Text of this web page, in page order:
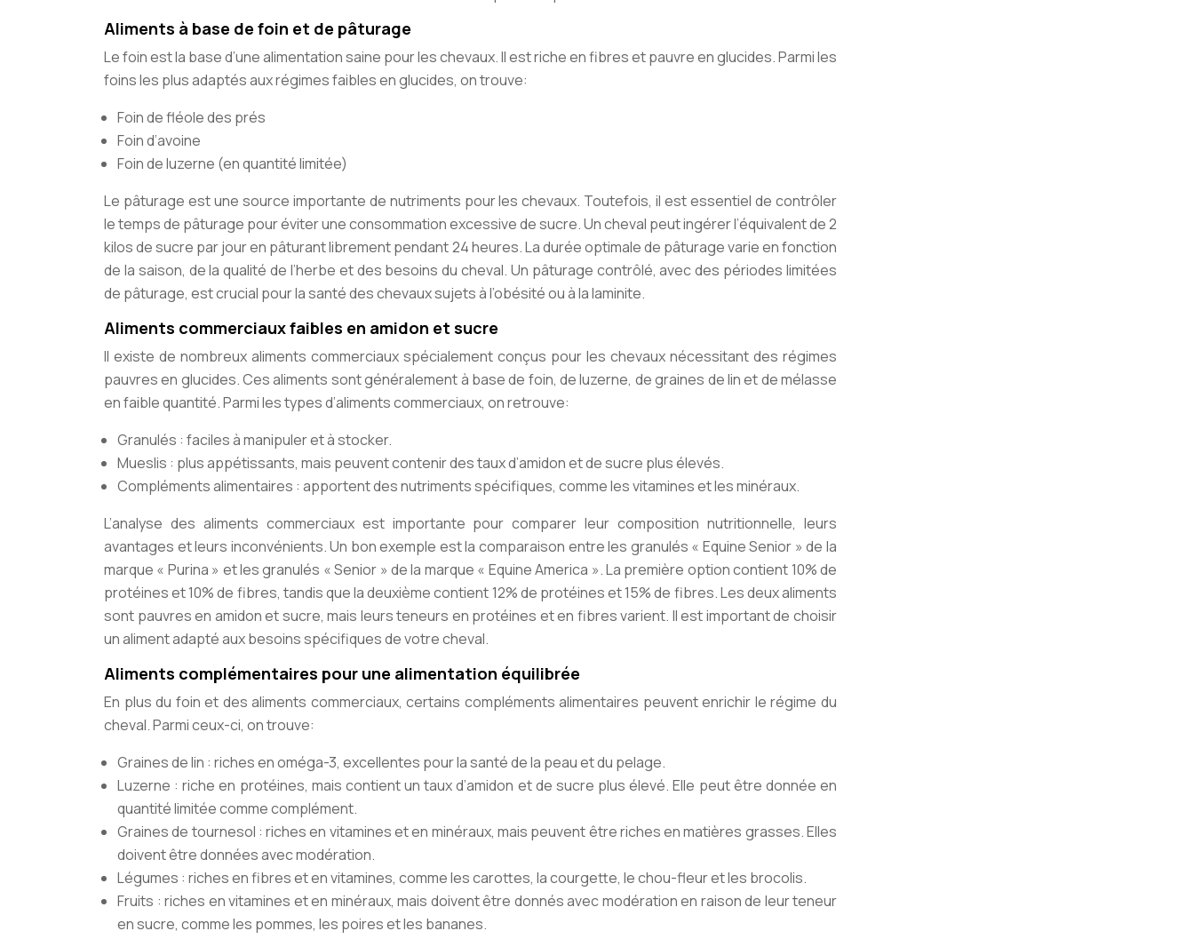
Aliments à base de foin et de pâturage
Le foin est la base d’une alimentation saine pour les chevaux. Il est riche en fibres et pauvre en glucides. Parmi les
foins les plus adaptés aux régimes faibles en glucides, on trouve:
Foin de fléole des prés
Foin d’avoine
Foin de luzerne (en quantité limitée)
Le pâturage est une source importante de nutriments pour les chevaux. Toutefois, il est essentiel de contrôler
le temps de pâturage pour éviter une consommation excessive de sucre. Un cheval peut ingérer l’équivalent de 2
kilos de sucre par jour en pâturant librement pendant 24 heures. La durée optimale de pâturage varie en fonction
de la saison, de la qualité de l’herbe et des besoins du cheval. Un pâturage contrôlé, avec des périodes limitées
de pâturage, est crucial pour la santé des chevaux sujets à l’obésité ou à la laminite.
Aliments commerciaux faibles en amidon et sucre
Il existe de nombreux aliments commerciaux spécialement conçus pour les chevaux nécessitant des régimes
pauvres en glucides. Ces aliments sont généralement à base de foin, de luzerne, de graines de lin et de mélasse
en faible quantité. Parmi les types d’aliments commerciaux, on retrouve:
Granulés : faciles à manipuler et à stocker.
Mueslis : plus appétissants, mais peuvent contenir des taux d’amidon et de sucre plus élevés.
Compléments alimentaires : apportent des nutriments spécifiques, comme les vitamines et les minéraux.
L’analyse des aliments commerciaux est importante pour comparer leur composition nutritionnelle, leurs
avantages et leurs inconvénients. Un bon exemple est la comparaison entre les granulés « Equine Senior » de la
marque « Purina » et les granulés « Senior » de la marque « Equine America ». La première option contient 10% de
protéines et 10% de fibres, tandis que la deuxième contient 12% de protéines et 15% de fibres. Les deux aliments
sont pauvres en amidon et sucre, mais leurs teneurs en protéines et en fibres varient. Il est important de choisir
un aliment adapté aux besoins spécifiques de votre cheval.
Aliments complémentaires pour une alimentation équilibrée
En plus du foin et des aliments commerciaux, certains compléments alimentaires peuvent enrichir le régime du
cheval. Parmi ceux-ci, on trouve:
Graines de lin : riches en oméga-3, excellentes pour la santé de la peau et du pelage.
Luzerne : riche en protéines, mais contient un taux d’amidon et de sucre plus élevé. Elle peut être donnée en
quantité limitée comme complément.
Graines de tournesol : riches en vitamines et en minéraux, mais peuvent être riches en matières grasses. Elles
doivent être données avec modération.
Légumes : riches en fibres et en vitamines, comme les carottes, la courgette, le chou-fleur et les brocolis.
Fruits : riches en vitamines et en minéraux, mais doivent être donnés avec modération en raison de leur teneur
en sucre, comme les pommes, les poires et les bananes.